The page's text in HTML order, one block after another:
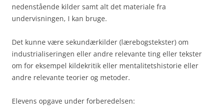
nedenstående kilder samt alt det materiale fra
undervisningen, I kan bruge.
Det kunne være sekundærkilder (lærebogstekster) om
industrialiseringen eller andre relevante ting eller tekster
om for eksempel kildekritik eller mentalitetshistorie eller
andre relevante teorier og metoder.
Elevens opgave under forberedelsen: